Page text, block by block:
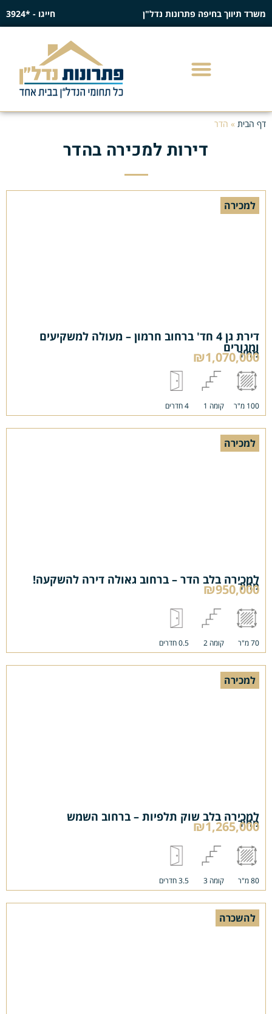
משרד תיווך בחיפה פתרונות נדל"ן חייגו - *3924
דף הבית » הדר
דירות למכירה בהדר
למכירה
דירת גן 4 חד' ברחוב חרמון – מעולה למשקיעים
ומגורים
מחיר
₪1,070,000
100 מ"ר קומה 1 4 חדרים
למכירה
למכירה בלב הדר – ברחוב גאולה דירה להשקעה!
מחיר
₪950,000
70 מ"ר קומה 2 0.5 חדרים
למכירה
למכירה בלב שוק תלפיות – ברחוב השמש
מחיר
₪1,265,000
80 מ"ר קומה 3 3.5 חדרים
להשכרה